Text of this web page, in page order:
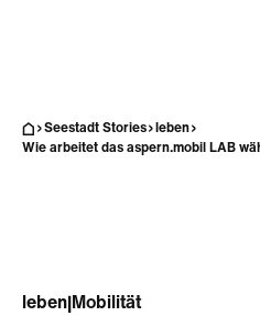
Seestadt Stories
leben
Wie arbeitet das aspern.mobil LAB
leben Mobilität